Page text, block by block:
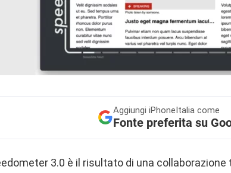
Aggiungi iPhoneItalia come
Fonte preferita su
3.0 è il risultato di una